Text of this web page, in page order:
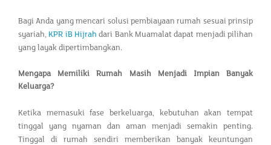
Bagi Anda yang mencari solusi pembiayaan rumah sesuai prinsip
syariah, KPR iB Hijrah dari Bank Muamalat dapat menjadi pilihan
yang layak dipertimbangkan.
Mengapa Memiliki Rumah Masih Menjadi Impian Banyak
Keluarga?
Ketika memasuki fase berkeluarga, kebutuhan akan tempat
tinggal yang nyaman dan aman menjadi semakin penting.
Tinggal di rumah sendiri memberikan banyak keuntungan